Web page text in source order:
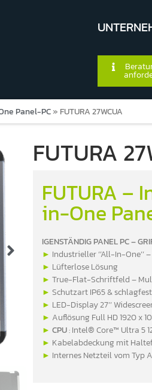
Panel-PC» FUTURA 27WCUA
FUTURA
FUTURA –
in-One
IGENSTÄNDIG PANEL PC –
► Industrieller ‘’All-In-
► Lüfterlose Lösung
► True-Flat-Schriftfeld –
► Schutzart IP65 &
► LED-Display 27’’
► Auflösung Full HD 1920 x
► CPU: Intel® Core™ Ultra 5
► Kabelabdeckung mit
► Internes Netzteil vom Typ